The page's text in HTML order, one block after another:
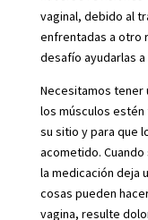
vaginal, debido al
enfrentadas a otro
desafío ayudarlas
Necesitamos tener
los músculos
su sitio y para que
acometido.
la medicación deja
cosas pueden
vagina, resulte